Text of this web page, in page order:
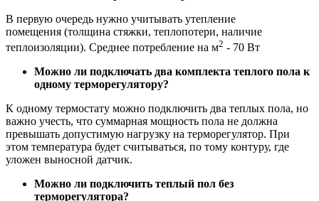
В первую очередь нужно учитывать утепление
помещения (толщина стяжки, теплопотери, наличие
теплоизоляции). Среднее потребление на м2 - 70 Вт
Можно ли подключать два комплекта теплого пола к
одному терморегулятору?
К одному термостату можно подключить два теплых пола, но
важно учесть, что суммарная мощность пола не должна
превышать допустимую нагрузку на терморегулятор. При
этом температура будет считываться, по тому контуру, где
уложен выносной датчик.
Можно ли подключить теплый пол без
терморегулятора?